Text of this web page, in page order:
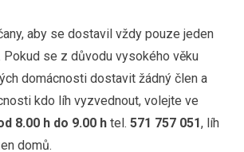
aby se dostavil vždy pouze jeden
se z důvodu vysokého věku
domácnosti dostavit žádný člen a
kdo líh vyzvednout, volejte ve
8.00 h do 9.00 h tel. 571 757 051, líh
domů.